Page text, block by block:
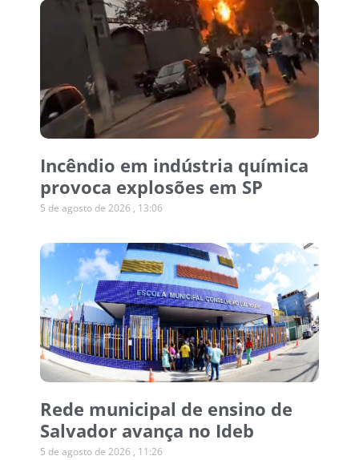
Incêndio em indústria química
provoca explosões em SP
5 de agosto de 2026 13:06
Rede municipal de ensino de
Salvador avança no Ideb
5 de agosto de 2026 11:26